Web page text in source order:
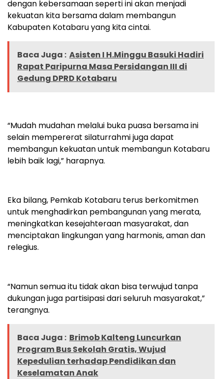
dengan kebersamaan seperti ini akan menjadi
kekuatan kita bersama dalam membangun
Kabupaten Kotabaru yang kita cintai.
Baca Juga : Asisten I H.Minggu Basuki Hadiri
Rapat Paripurna Masa Persidangan III di
Gedung DPRD Kotabaru
“Mudah mudahan melalui buka puasa bersama ini
selain mempererat silaturrahmi juga dapat
membangun kekuatan untuk membangun Kotabaru
lebih baik lagi,” harapnya.
Eka bilang, Pemkab Kotabaru terus berkomitmen
untuk menghadirkan pembangunan yang merata,
meningkatkan kesejahteraan masyarakat, dan
menciptakan lingkungan yang harmonis, aman dan
relegius.
“Namun semua itu tidak akan bisa terwujud tanpa
dukungan juga partisipasi dari seluruh masyarakat,”
terangnya.
Baca Juga : Brimob Kalteng Luncurkan
Program Bus Sekolah Gratis, Wujud
Kepedulian terhadap Pendidikan dan
Keselamatan Anak